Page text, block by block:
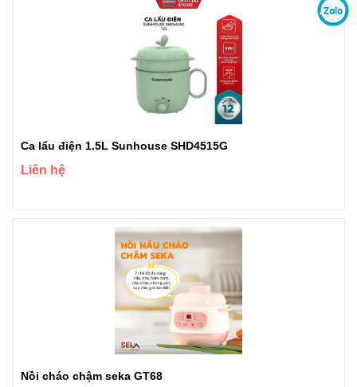
Ca lẩu điện 1.5L Sunhouse SHD4515G
Liên hệ
Nồi cháo chậm seka GT68